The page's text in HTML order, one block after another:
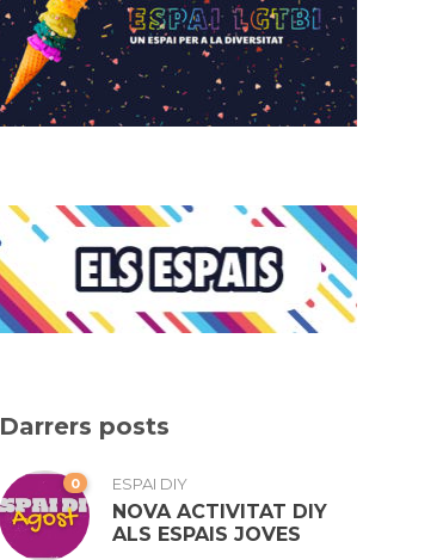
Darrers posts
0 ESPAI DIY
NOVA ACTIVITAT DIY
ALS ESPAIS JOVES